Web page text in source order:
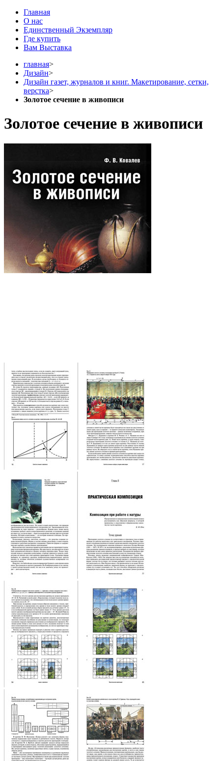
Главная
О нас
Единственный Экземпляр
Где купить
Вам Выставка
главная>
Дизайн>
Дизайн газет, журналов и книг. Макетирование, сетки,
верстка>
Золотое сечение в живописи
Золотое сечение в живописи